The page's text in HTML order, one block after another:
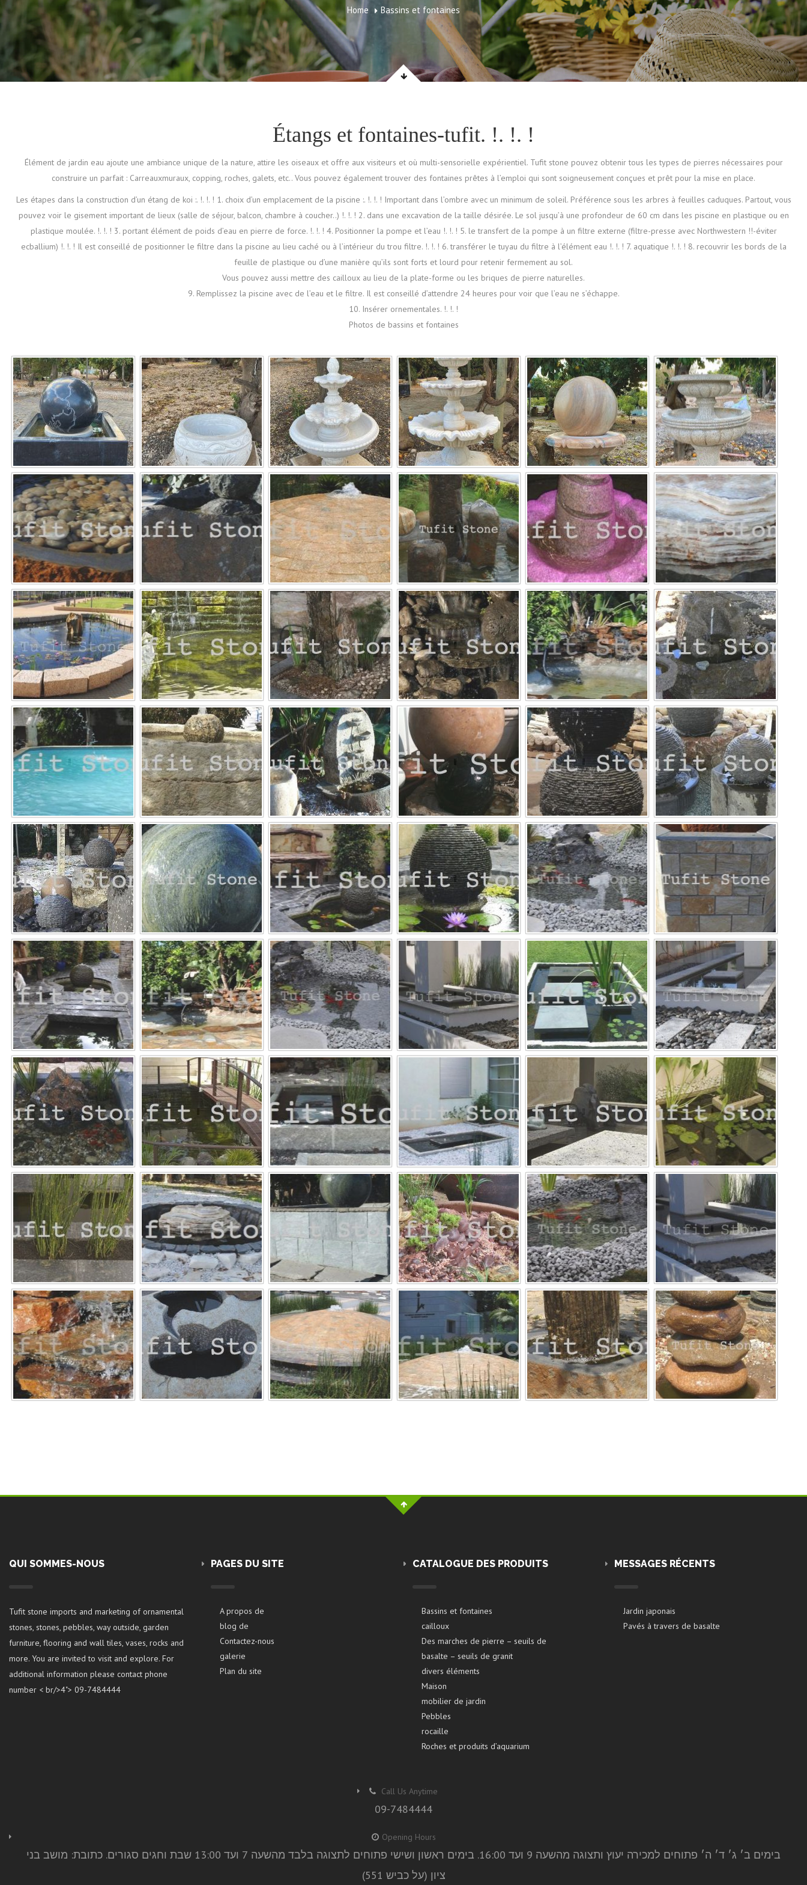
Home Bassins et fontaines
Étangs et fontaines-tufit. !. !. !
Élément de jardin eau ajoute une ambiance unique de la nature, attire les oiseaux et offre aux visiteurs et où multi-sensorielle expérientiel. Tufit stone pouvez obtenir tous les types de pierres nécessaires pour
construire un parfait : Carreauxmuraux, copping, roches, galets, etc.. Vous pouvez également trouver des fontaines prêtes à l’emploi qui sont soigneusement conçues et prêt pour la mise en place.
Les étapes dans la construction d’un étang de koi :. !. !. ! 1. choix d’un emplacement de la piscine :. !. !. ! Important dans l’ombre avec un minimum de soleil. Préférence sous les arbres à feuilles caduques. Partout, vous
pouvez voir le gisement important de lieux (salle de séjour, balcon, chambre à coucher..) !. !. ! 2. dans une excavation de la taille désirée. Le sol jusqu’à une profondeur de 60 cm dans les piscine en plastique ou en
plastique moulée. !. !. ! 3. portant élément de poids d’eau en pierre de force. !. !. ! 4. Positionner la pompe et l’eau !. !. ! 5. le transfert de la pompe à un filtre externe (filtre-presse avec Northwestern !!-éviter
ecballium) !. !. ! Il est conseillé de positionner le filtre dans la piscine au lieu caché ou à l’intérieur du trou filtre. !. !. ! 6. transférer le tuyau du filtre à l’élément eau !. !. ! 7. aquatique !. !. ! 8. recouvrir les bords de la
feuille de plastique ou d’une manière qu’ils sont forts et lourd pour retenir fermement au sol.
Vous pouvez aussi mettre des cailloux au lieu de la plate-forme ou les briques de pierre naturelles.
9. Remplissez la piscine avec de l’eau et le filtre. Il est conseillé d’attendre 24 heures pour voir que l’eau ne s’échappe.
10. Insérer ornementales. !. !. !
Photos de bassins et fontaines
QUI SOMMES-NOUS
Tufit stone imports and marketing of ornamental
stones, stones, pebbles, way outside, garden
furniture, flooring and wall tiles, vases, rocks and
more. You are invited to visit and explore. For
additional information please contact phone
number < br/>4"> 09-7484444
PAGES DU SITE
A propos de
blog de
Contactez-nous
galerie
Plan du site
CATALOGUE DES PRODUITS
Bassins et fontaines
cailloux
Des marches de pierre – seuils de
basalte – seuils de granit
divers éléments
Maison
mobilier de jardin
Pebbles
rocaille
Roches et produits d’aquarium
MESSAGES RÉCENTS
Jardin japonais
Pavés à travers de basalte
Call Us Anytime
09-7484444
Opening Hours
בימים ב׳ ג׳ ד׳ ה׳ פתוחים למכירה יעוץ ותצוגה מהשעה 9 ועד 16:00. בימים ראשון ושישי פתוחים לתצוגה בלבד מהשעה 7 ועד 13:00 שבת וחגים סגורים. כתובת: מושב בני
ציון (על כביש 551)